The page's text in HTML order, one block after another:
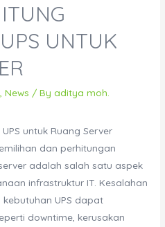
UNTUK
,News / Byaditya moh.
untuk Ruang Server
dan perhitungan
adalah salah satu aspek
infrastruktur IT. Kesalahan
UPS dapat
downtime, kerusakan